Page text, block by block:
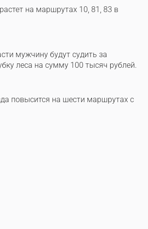
на маршрутах 10, 81, 83 в
мужчину будут судить за
леса на сумму 100 тысяч рублей.
повысится на шести маршрутах с